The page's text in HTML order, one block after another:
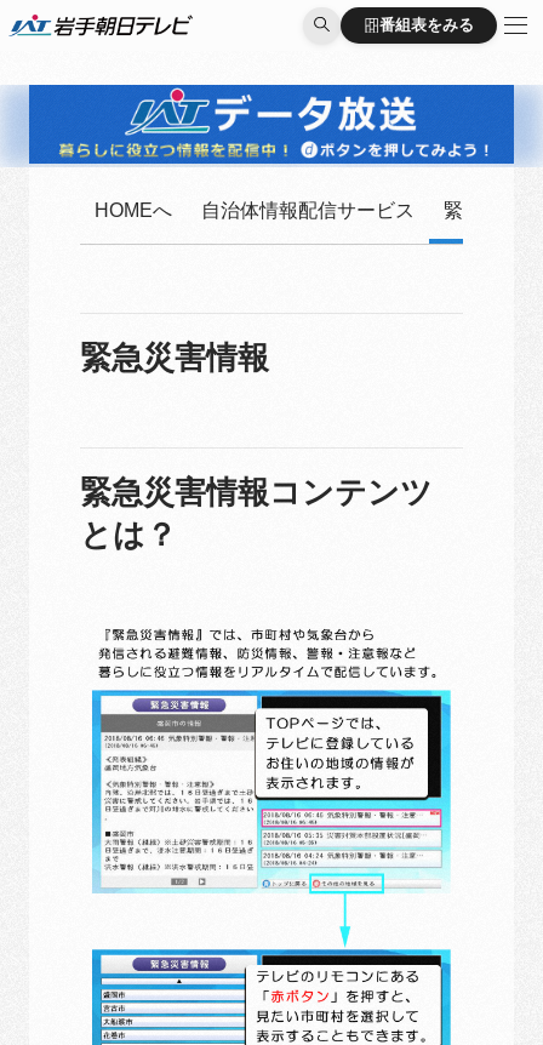
番組表をみる
番組表をみる
HOMEへ 自治体情報配信サービス 緊急災害
緊急災害情報
緊急災害情報コンテンツ
とは？